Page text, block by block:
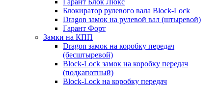
Гарант Блок Люкс
Блокиратор рулевого вала Block-Lock
Dragon замок на рулевой вал (штыревой)
Гарант Форт
Замки на КПП
Dragon замок на коробку передач
(бесштыревой)
Block-Lock замок на коробку передач
(подкапотный)
Block-Lock на коробку передач